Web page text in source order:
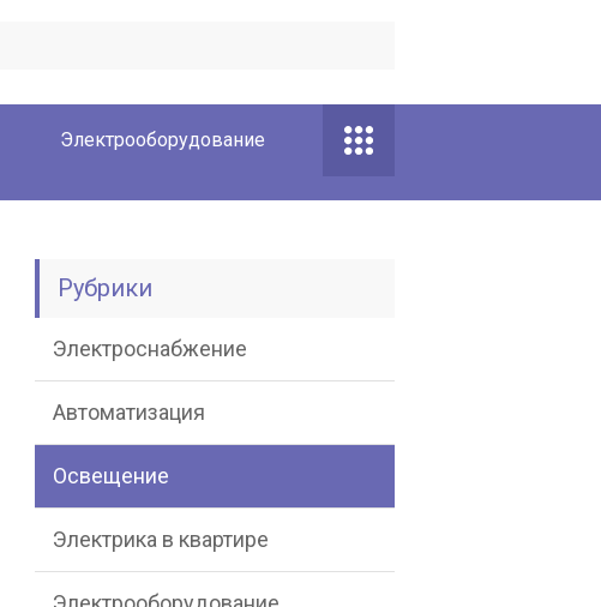
Электрооборудование
Рубрики
Электроснабжение
Автоматизация
Освещение
Электрика в квартире